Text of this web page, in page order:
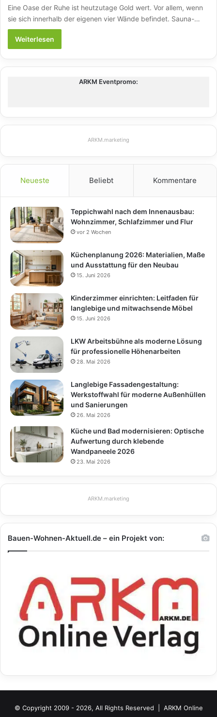
Eine Oase der Ruhe ist heutzutage Gold wert. Vor allem, wenn
sie sich innerhalb der eigenen vier Wände befindet. Sauna-…
Weiterlesen
ARKM Eventpromo:
ARKM.marketing
Neueste Beliebt Kommentare
Teppichwahl nach dem Innenausbau:
Wohnzimmer, Schlafzimmer und Flur
vor 2 Wochen
Küchenplanung 2026: Materialien, Maße
und Ausstattung für den Neubau
15. Juni 2026
Kinderzimmer einrichten: Leitfaden für
langlebige und mitwachsende Möbel
15. Juni 2026
LKW Arbeitsbühne als moderne Lösung
für professionelle Höhenarbeiten
28. Mai 2026
Langlebige Fassadengestaltung:
Werkstoffwahl für moderne Außenhüllen
und Sanierungen
26. Mai 2026
Küche und Bad modernisieren: Optische
Aufwertung durch klebende
Wandpaneele 2026
23. Mai 2026
ARKM.marketing
Bauen-Wohnen-Aktuell.de – ein Projekt von:
© Copyright 2009 - 2026, All Rights Reserved | ARKM Online